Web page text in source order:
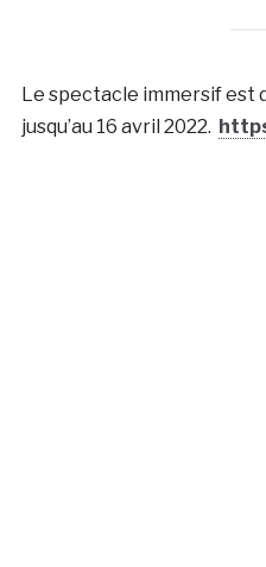
Le spectacle immersif est
jusqu’au 16 avril 2022.